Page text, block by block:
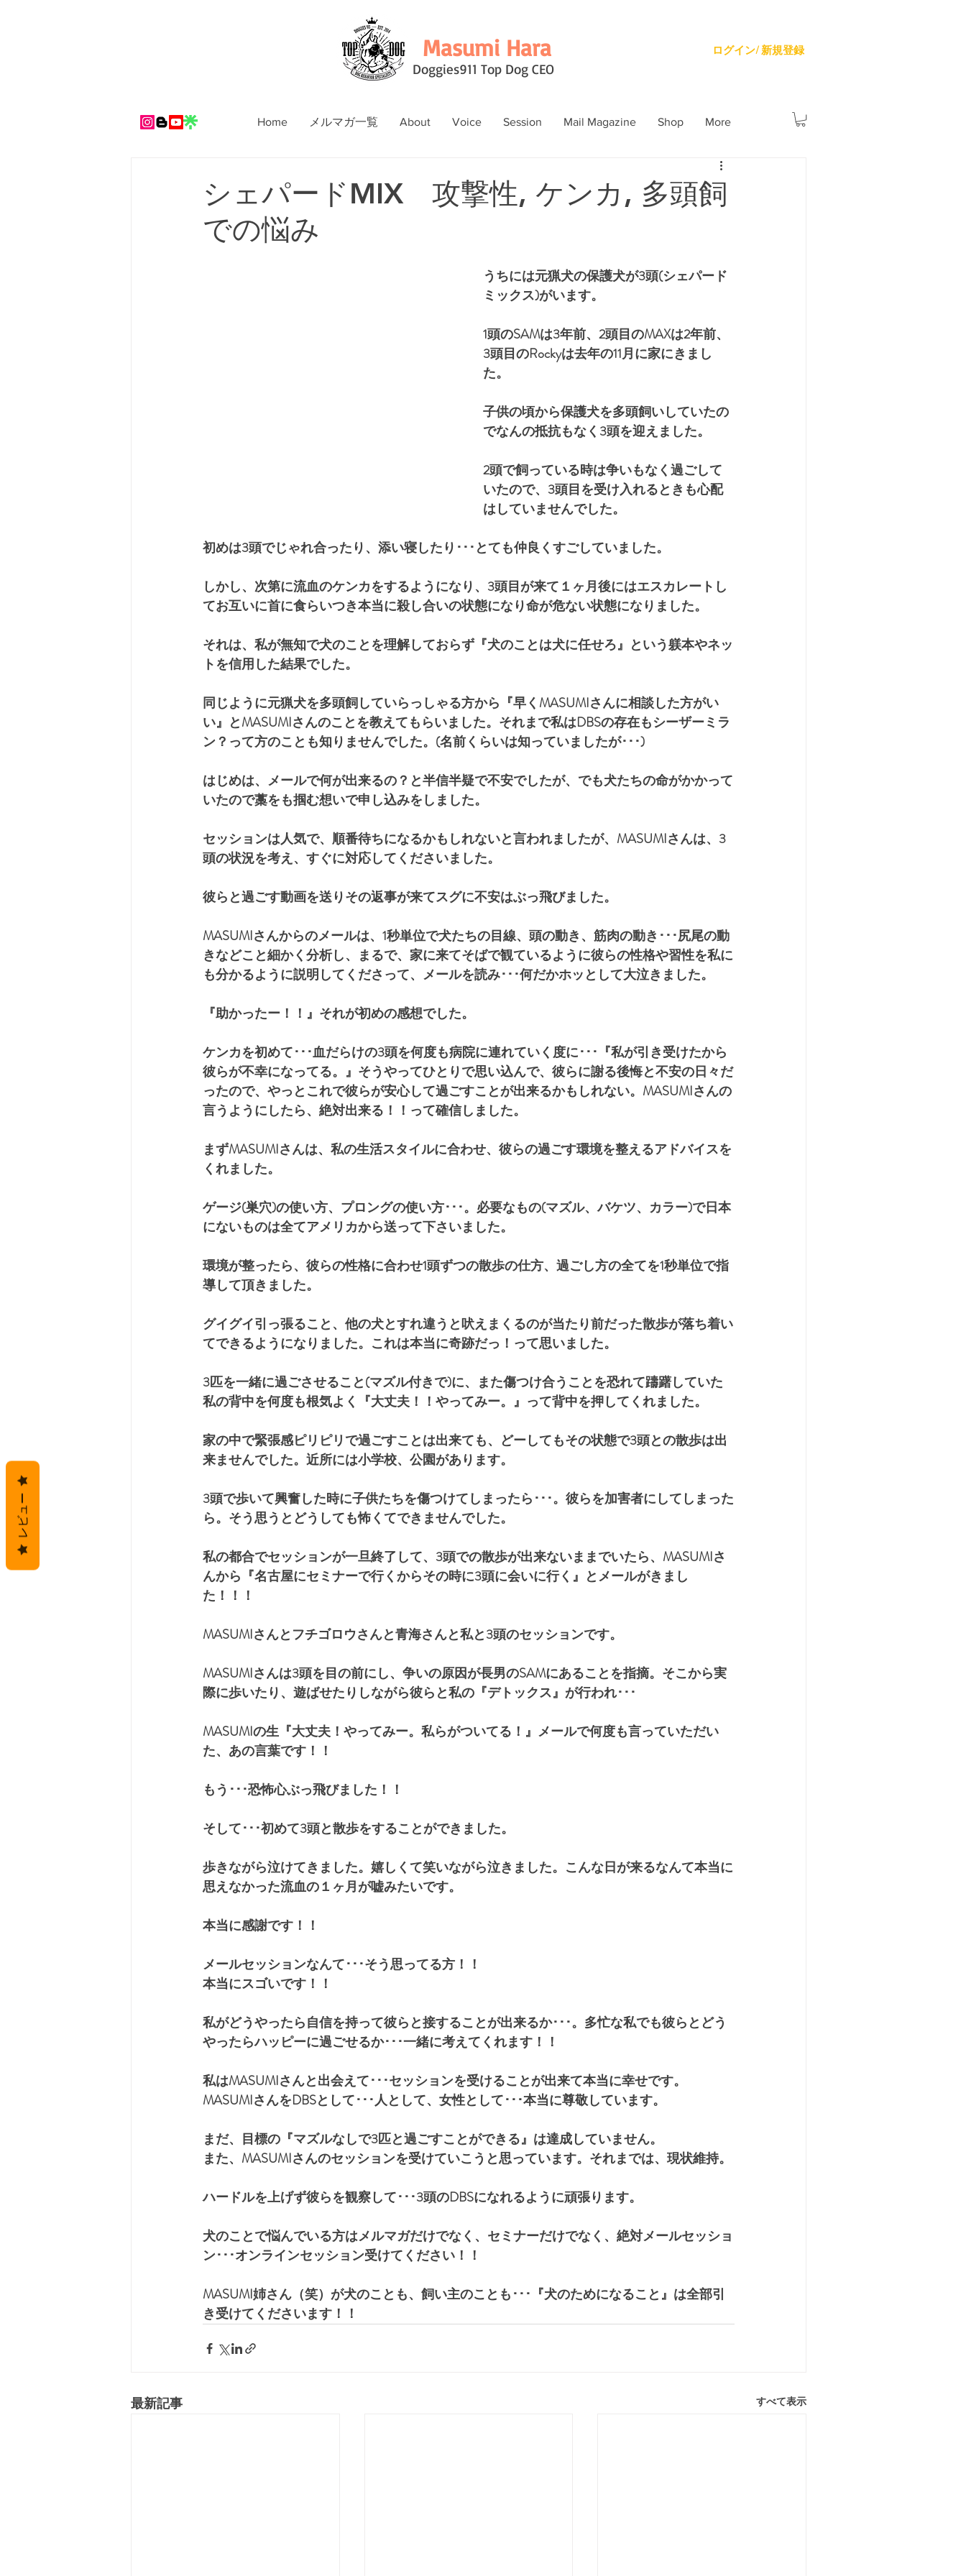
Masumi Hara
Doggies911 Top Dog CEO
ログイン/ 新規登録
Home メルマガ一覧 About Voice Session Mail Magazine Shop More
シェパードMIX 攻撃性, ケンカ, 多頭飼
での悩み
うちには元猟犬の保護犬が3頭(シェパード
ミックス)がいます。
1頭のSAMは3年前、2頭目のMAXは2年前、
3頭目のRockyは去年の11月に家にきまし
た。
子供の頃から保護犬を多頭飼いしていたの
でなんの抵抗もなく3頭を迎えました。
2頭で飼っている時は争いもなく過ごして
いたので、3頭目を受け入れるときも心配
はしていませんでした。
初めは3頭でじゃれ合ったり、添い寝したり･･･とても仲良くすごしていました。
しかし、次第に流血のケンカをするようになり、3頭目が来て１ヶ月後にはエスカレートし
てお互いに首に食らいつき本当に殺し合いの状態になり命が危ない状態になりました。
それは、私が無知で犬のことを理解しておらず『犬のことは犬に任せろ』という躾本やネッ
トを信用した結果でした。
同じように元猟犬を多頭飼していらっしゃる方から『早くMASUMIさんに相談した方がい
い』とMASUMIさんのことを教えてもらいました。それまで私はDBSの存在もシーザーミラ
ン？って方のことも知りませんでした。(名前くらいは知っていましたが･･･)
はじめは、メールで何が出来るの？と半信半疑で不安でしたが、でも犬たちの命がかかって
いたので藁をも掴む想いで申し込みをしました。
セッションは人気で、順番待ちになるかもしれないと言われましたが、MASUMIさんは、3
頭の状況を考え、すぐに対応してくださいました。
彼らと過ごす動画を送りその返事が来てスグに不安はぶっ飛びました。
MASUMIさんからのメールは、1秒単位で犬たちの目線、頭の動き、筋肉の動き･･･尻尾の動
きなどこと細かく分析し、まるで、家に来てそばで観ているように彼らの性格や習性を私に
も分かるように説明してくださって、メールを読み･･･何だかホッとして大泣きました。
『助かったー！！』それが初めの感想でした。
ケンカを初めて･･･血だらけの3頭を何度も病院に連れていく度に･･･『私が引き受けたから
彼らが不幸になってる。』そうやってひとりで思い込んで、彼らに謝る後悔と不安の日々だ
ったので、やっとこれで彼らが安心して過ごすことが出来るかもしれない。MASUMIさんの
言うようにしたら、絶対出来る！！って確信しました。
まずMASUMIさんは、私の生活スタイルに合わせ、彼らの過ごす環境を整えるアドバイスを
くれました。
ゲージ(巣穴)の使い方、プロングの使い方･･･。必要なもの(マズル、バケツ、カラー)で日本
にないものは全てアメリカから送って下さいました。
環境が整ったら、彼らの性格に合わせ1頭ずつの散歩の仕方、過ごし方の全てを1秒単位で指
導して頂きました。
グイグイ引っ張ること、他の犬とすれ違うと吠えまくるのが当たり前だった散歩が落ち着い
てできるようになりました。これは本当に奇跡だっ！って思いました。
3匹を一緒に過ごさせること(マズル付きで)に、また傷つけ合うことを恐れて躊躇していた
私の背中を何度も根気よく『大丈夫！！やってみー。』って背中を押してくれました。
家の中で緊張感ピリピリで過ごすことは出来ても、どーしてもその状態で3頭との散歩は出
来ませんでした。近所には小学校、公園があります。
3頭で歩いて興奮した時に子供たちを傷つけてしまったら･･･。彼らを加害者にしてしまった
ら。そう思うとどうしても怖くてできませんでした。
私の都合でセッションが一旦終了して、3頭での散歩が出来ないままでいたら、MASUMIさ
んから『名古屋にセミナーで行くからその時に3頭に会いに行く』とメールがきまし
た！！！
MASUMIさんとフチゴロウさんと青海さんと私と3頭のセッションです。
MASUMIさんは3頭を目の前にし、争いの原因が長男のSAMにあることを指摘。そこから実
際に歩いたり、遊ばせたりしながら彼らと私の『デトックス』が行われ･･･
MASUMIの生『大丈夫！やってみー。私らがついてる！』メールで何度も言っていただい
た、あの言葉です！！
もう･･･恐怖心ぶっ飛びました！！
そして･･･初めて3頭と散歩をすることができました。
歩きながら泣けてきました。嬉しくて笑いながら泣きました。こんな日が来るなんて本当に
思えなかった流血の１ヶ月が嘘みたいです。
本当に感謝です！！
メールセッションなんて･･･そう思ってる方！！
本当にスゴいです！！
私がどうやったら自信を持って彼らと接することが出来るか･･･。多忙な私でも彼らとどう
やったらハッピーに過ごせるか･･･一緒に考えてくれます！！
私はMASUMIさんと出会えて･･･セッションを受けることが出来て本当に幸せです。
MASUMIさんをDBSとして･･･人として、女性として･･･本当に尊敬しています。
まだ、目標の『マズルなしで3匹と過ごすことができる』は達成していません。
また、MASUMIさんのセッションを受けていこうと思っています。それまでは、現状維持。
ハードルを上げず彼らを観察して･･･3頭のDBSになれるように頑張ります。
犬のことで悩んでいる方はメルマガだけでなく、セミナーだけでなく、絶対メールセッショ
ン･･･オンラインセッション受けてください！！
MASUMI姉さん（笑）が犬のことも、飼い主のことも･･･『犬のためになること』は全部引
き受けてくださいます！！
最新記事 すべて表示
レビュー